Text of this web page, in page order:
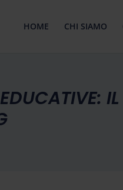
HOME CHI SIAMO